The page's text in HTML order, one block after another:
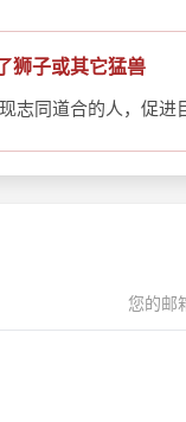
狮子或其它猛兽
志同道合的人，促进
您的邮